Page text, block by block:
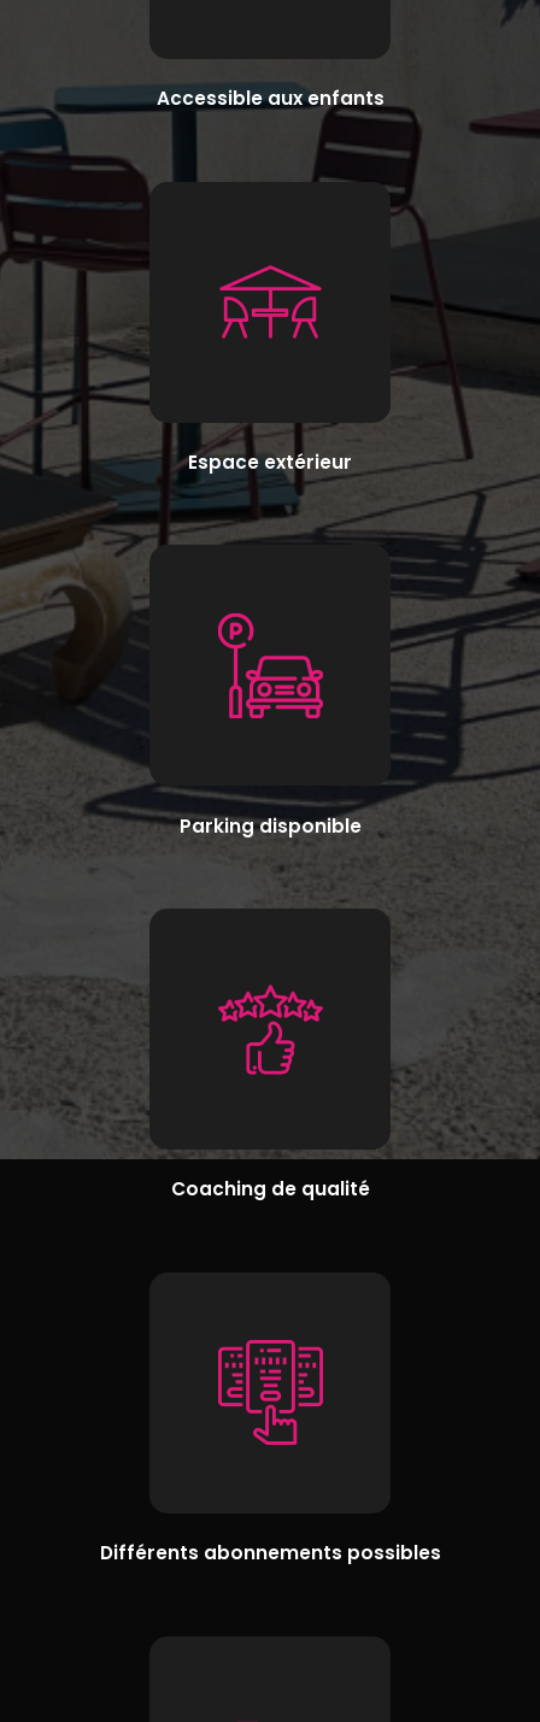
Accessible aux enfants
Espace extérieur
Parking disponible
Coaching de qualité
Différents abonnements possibles